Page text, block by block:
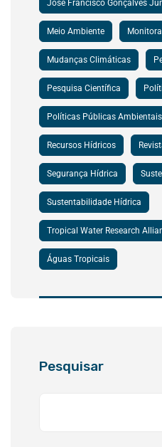
José Francisco Gonçalves
Meio Ambiente
Mudanças Climáticas
Pesquisa Científica
Políticas Públicas Ambientais
Recursos Hídricos
Segurança Hídrica
Sustentabilidade Hídrica
Tropical Water Research
Águas Tropicais
Pesquisar